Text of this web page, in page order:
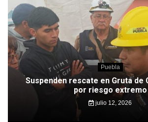
Puebla
Suspenden rescate en Gruta de
por riesgo extremo
julio 12, 2026